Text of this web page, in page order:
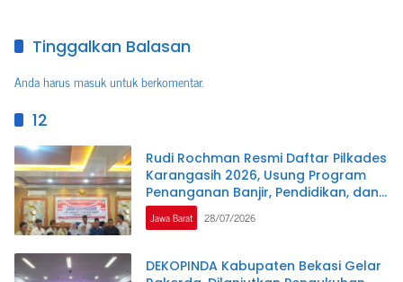
Tinggalkan Balasan
Anda harusmasukuntuk berkomentar.
12
Rudi Rochman Resmi Daftar Pilkades
Karangasih 2026, Usung Program
Penanganan Banjir, Pendidikan, dan
Kesejahteraan Guru Ngaji
Jawa Barat 28/07/2026
DEKOPINDA Kabupaten Bekasi Gelar